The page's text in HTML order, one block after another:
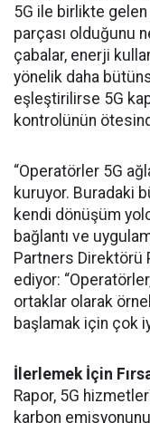
5G ile birlikte
parçası olduğunu
çabalar, enerji
yönelik daha
eşleştirilirse 5G
kontrolünün
“Operatörler 5G
kuruyor. Buradaki
kendi dönüşüm
bağlantı ve
Partners Direktörü
ediyor:
ortaklar olarak
başlamak için çok
İlerlemek İçin
Rapor, 5G
karbon